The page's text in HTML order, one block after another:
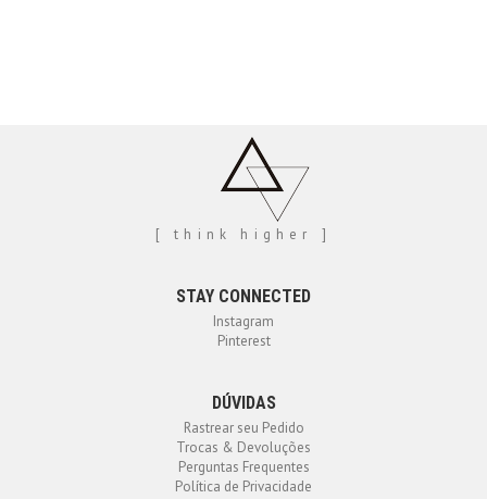
[ think higher ]
STAY CONNECTED
Instagram
Pinterest
DÚVIDAS
Rastrear seu Pedido
Trocas & Devoluções
Perguntas Frequentes
Política de Privacidade